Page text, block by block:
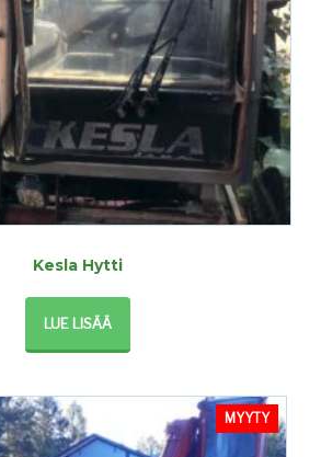
Kesla Hytti
LUE LISÄÄ
MYYTY